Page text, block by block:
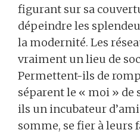
figurant sur sa
dépeindre les
la modernité. Les
vraiment un lieu de
Permettent-ils de
séparent le « moi » de
ils un incubateur
somme, se fier à leurs